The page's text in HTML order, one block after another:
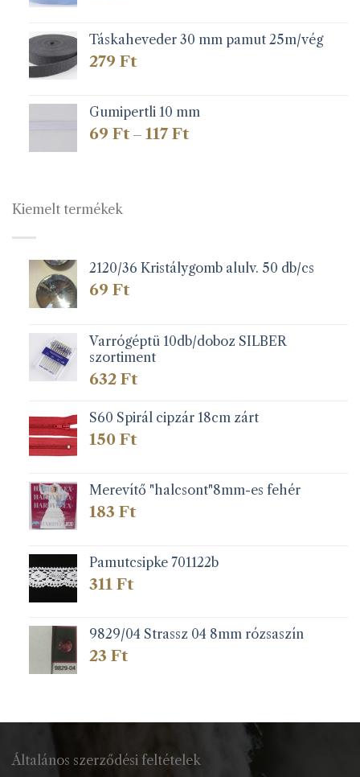
Táskaheveder 30 mm pamut 25m/vég
279 Ft
Gumipertli 10 mm
69 Ft – 117 FtÁrtartomány:
Kiemelt termékek
2120/36 Kristálygomb alulv. 50 db/cs
69 Ft
Varrógéptü 10db/doboz SILBER
szortiment
632 Ft
S60 Spirál cipzár 18cm zárt
150 Ft
Merevítő "halcsont"8mm-es fehér
183 Ft
Pamutcsipke 701122b
311 Ft
9829/04 Strassz 04 8mm rózsaszín
23 Ft
Általános szerződési feltételek